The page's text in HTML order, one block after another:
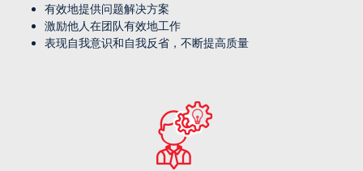
有效地提供问题解决方案
激励他人在团队有效地工作
表现自我意识和自我反省，不断提高质量